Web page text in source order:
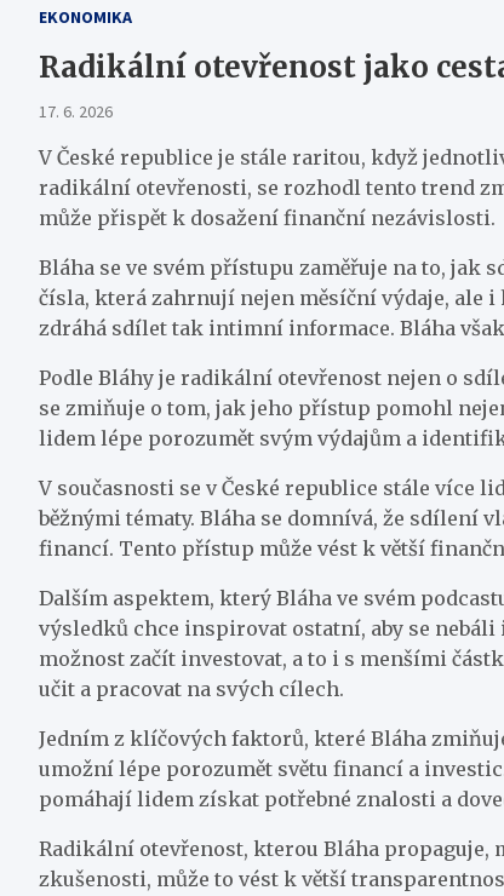
EKONOMIKA
Radikální otevřenost jako
17. 6. 2026
V České republice je stále raritou, když
radikální otevřenosti, se rozhodl tento trend
může přispět k dosažení finanční nezávislosti.
Bláha se ve svém přístupu zaměřuje na to,
čísla, která zahrnují nejen měsíční výdaje, ale
zdráhá sdílet tak intimní informace. Bláha
Podle Bláhy je radikální otevřenost nejen o
se zmiňuje o tom, jak jeho přístup pomohl
lidem lépe porozumět svým výdajům a
V současnosti se v České republice stále více
běžnými tématy. Bláha se domnívá, že sdílení
financí. Tento přístup může vést k větší
Dalším aspektem, který Bláha ve svém
výsledků chce inspirovat ostatní, aby se nebáli
možnost začít investovat, a to i s menšími
učit a pracovat na svých cílech.
Jedním z klíčových faktorů, které Bláha
umožní lépe porozumět světu financí a
pomáhají lidem získat potřebné znalosti a
Radikální otevřenost, kterou Bláha propaguje,
zkušenosti, může to vést k větší